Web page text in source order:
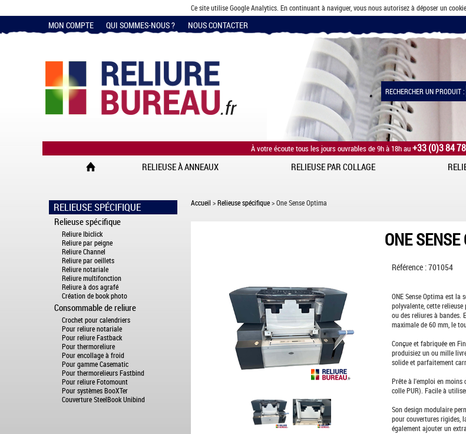
Ce site utilise Google Analytics. En continuant à naviguer, vous nous autorisez à déposer un
MON COMPTE QUI SOMMES-NOUS ? NOUS CONTACTER
RECHERCHER UN PRODUIT :
À votre écoute tous les jours ouvrables de 9h à 18h au+33 (0)3 84
RELIEUSE À ANNEAUX RELIEUSE PAR COLLAGE
RELIEUSE SPÉCIFIQUE
Relieuse spécifique
Reliure Ibiclick
Reliure par peigne
Reliure Channel
Reliure par oeillets
Reliure notariale
Reliure multifonction
Reliure à dos agrafé
Création de book photo
Consommable de reliure
Crochet pour calendriers
Pour reliure notariale
Pour reliure Fastback
Pour thermoreliure
Pour encollage à froid
Pour gamme Casematic
Pour thermorelieurs Fastbind
Pour reliure Fotomount
Pour systèmes BooXTer
Couverture SteelBook Unibind
Accueil >Relieuse spécifique> One Sense Optima
ONE
Référence : 701054
ONE Sense Optima est
polyvalente, cette
ou des reliures à bandes.
maximale de 60 mm, le
Conçue et fabriquée en
produisiez un ou mille
solide et parfaitement
Prête à l'emploi en moins
colle PUR). Facile à
Son design modulaire
pour couvertures rigides,
également ajouter un